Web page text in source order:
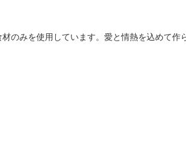
のみを使用しています。愛と情熱を込めて作